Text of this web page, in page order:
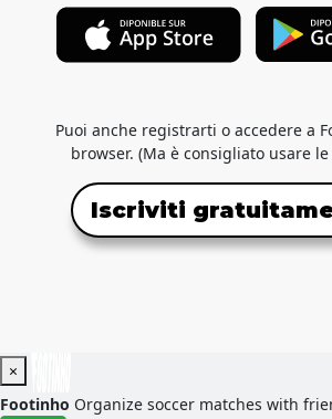
Puoi anche registrarti o accedere a
browser. (Ma è consigliato usare
Iscriviti
×
Footinho Organize soccer matches with